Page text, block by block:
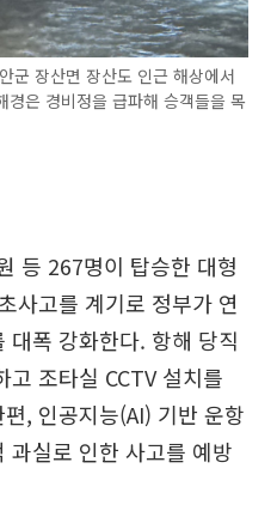
장산면 장산도 인근 해상에서
은 경비정을 급파해 승객들을 목
등 267명이 탑승한 대형
사고를 계기로 정부가 연
대폭 강화한다. 항해 당직
조타실 CCTV 설치를
, 인공지능(AI) 기반 운항
과실로 인한 사고를 예방